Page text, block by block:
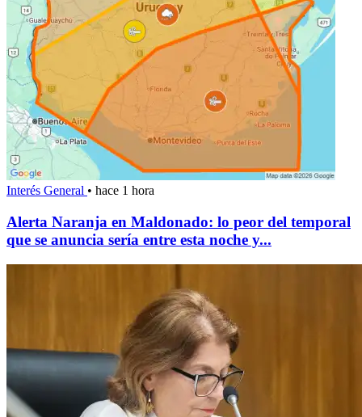
Interés General • hace 1 hora
Alerta Naranja en Maldonado: lo peor del temporal
que se anuncia sería entre esta noche y...